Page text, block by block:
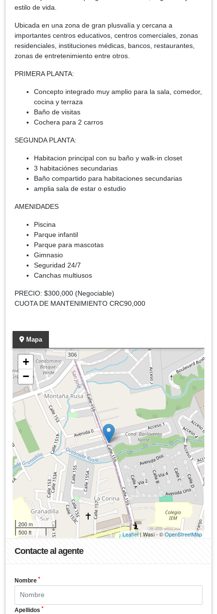
estilo de vida.
Ubicada en una zona de gran plusvalía y cercana a
importantes centros educativos, centros comerciales, zonas
residenciales, instituciones médicas, bancos, restaurantes,
zonas de entretenimiento entre otros.
PRIMERA PLANTA:
Concepto integrado muy amplio para la sala, comedor,
cocina y terraza
Baño de visitas
Cochera para 2 carros
SEGUNDA PLANTA:
Habitacion principal con su baño y walk-in closet
3 habitaciónes secundarias
Baño compartido para habitaciones secundarias
amplia sala de estar o estudio
AMENIDADES
Piscina
Parque infantil
Parque para mascotas
Gimnasio
Seguridad 24/7
Canchas multiusos
PRECIO: $300,000 (Negociable)
CUOTA DE MANTENIMIENTO CRC90,000
Mapa
+
−
200 m
500 ft
Leaflet| Wasi - ©OpenStreetMap
Contacte al agente
Nombre *
Apellidos *